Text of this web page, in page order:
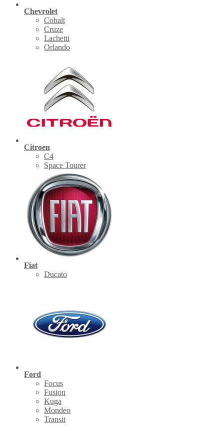
Chevrolet
Cobalt
Cruze
Lachetti
Orlando
Citroen
C4
Space Tourer
Fiat
Ducato
Ford
Focus
Fusion
Kuga
Mondeo
Transit